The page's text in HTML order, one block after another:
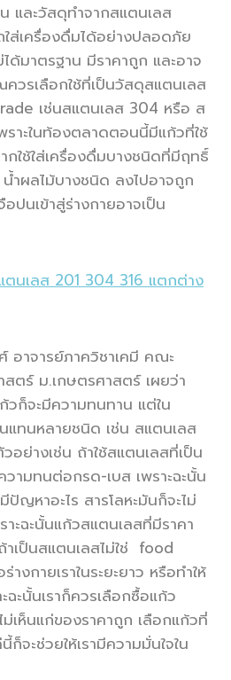
และวัสดุทำจากสแตนเลส
ส่เครื่องดื่มได้อย่างปลอดภัย
ด้มาตรฐาน มีราคาถูก และอาจ
วรเลือกใช้ที่เป็นวัสดุสแตนเลส
เช่นสแตนเลส 304 หรือ ส
ราะในท้องตลาดตอนนี้มีแก้วที่ใช้
กใช้ใส่เครื่องดื่มบางชนิดที่มีฤทธิ์
ำผลไม้บางชนิด ลงไปอาจถูก
ปนเข้าสู่ร่างกายอาจเป็น
ตนเลส 201 304 316 แตกต่าง
อาจารย์ภาควิชาเคมี คณะ
ตร์ ม.เกษตรศาสตร์ เผยว่า
วก็จะมีความทนทาน แต่ใน
แทนหลายชนิด เช่น สแตนเลส
ย่างเช่น ถ้าใช้สแตนเลสที่เป็น
ามทนต่อกรด-เบส เพราะฉะนั้น
ปัญหาอะไร สารโลหะมันก็จะไม่
ะฉะนั้นแก้วสแตนเลสที่มีราคา
เป็นสแตนเลสไม่ใช่ food
งกายเราในระยะยาว หรือทำให้
ฉะนั้นเราก็ควรเลือกซื้อแก้ว
ห็นแก่ของราคาถูก เลือกแก้วที่
จะช่วยให้เรามีความมั่นใจใน